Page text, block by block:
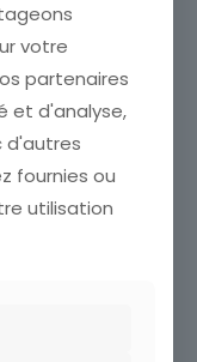
ROUMANIE AL J
CUZA
votre
partenaires
et d'analyse,
d'autres
fournies ou
utilisation